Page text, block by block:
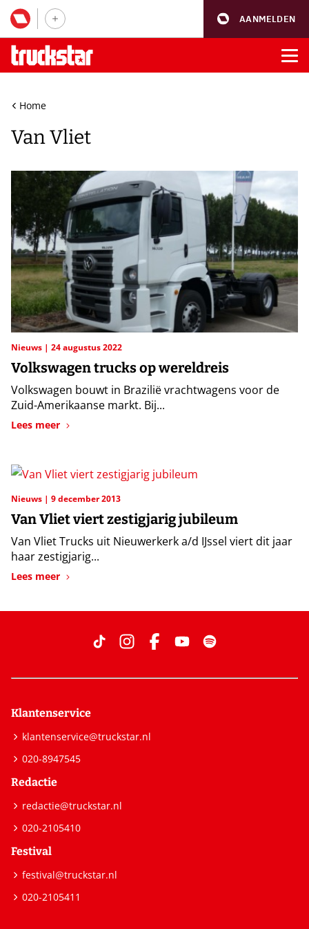
AANMELDEN
Home
Van Vliet
Nieuws 24 augustus 2022
Volkswagen trucks op wereldreis
Volkswagen bouwt in Brazilië vrachtwagens voor de
Zuid-Amerikaanse markt. Bij...
Lees meer
Nieuws 9 december 2013
Van Vliet viert zestigjarig jubileum
Van Vliet Trucks uit Nieuwerkerk a/d IJssel viert dit jaar
haar zestigjarig...
Lees meer
Klantenservice
klantenservice@truckstar.nl
020-8947545
Redactie
redactie@truckstar.nl
020-2105410
Festival
festival@truckstar.nl
020-2105411